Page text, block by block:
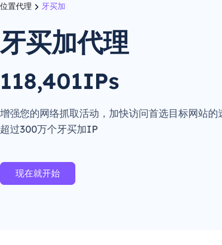
位置代理 牙买加
牙买加代理
118,401IPs
增强您的网络抓取活动，加快访问首选目标网站的
超过300万个牙买加IP
现在就开始